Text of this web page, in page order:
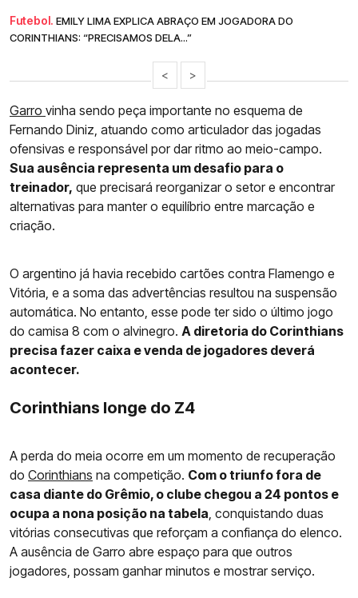
Futebol. EMILY LIMA EXPLICA ABRAÇO EM JOGADORA DO
CORINTHIANS: “PRECISAMOS DELA...”
< >
Garro vinha sendo peça importante no esquema de
Fernando Diniz, atuando como articulador das jogadas
ofensivas e responsável por dar ritmo ao meio-campo.
Sua ausência representa um desafio para o
treinador, que precisará reorganizar o setor e encontrar
alternativas para manter o equilíbrio entre marcação e
criação.
O argentino já havia recebido cartões contra Flamengo e
Vitória, e a soma das advertências resultou na suspensão
automática. No entanto, esse pode ter sido o último jogo
do camisa 8 com o alvinegro. A diretoria do Corinthians
precisa fazer caixa e venda de jogadores deverá
acontecer.
Corinthians longe do Z4
A perda do meia ocorre em um momento de recuperação
do Corinthians na competição. Com o triunfo fora de
casa diante do Grêmio, o clube chegou a 24 pontos e
ocupa a nona posição na tabela , conquistando duas
vitórias consecutivas que reforçam a confiança do elenco.
A ausência de Garro abre espaço para que outros
jogadores, possam ganhar minutos e mostrar serviço.